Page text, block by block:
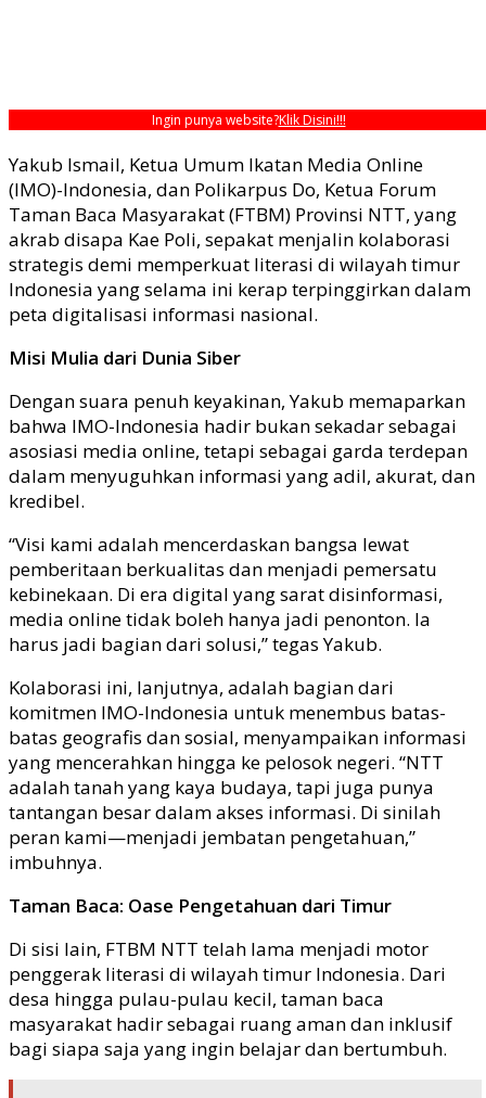
Ingin punya website?Klik Disini!!!
Yakub Ismail, Ketua Umum Ikatan Media Online
(IMO)-Indonesia, dan Polikarpus Do, Ketua Forum
Taman Baca Masyarakat (FTBM) Provinsi NTT, yang
akrab disapa Kae Poli, sepakat menjalin kolaborasi
strategis demi memperkuat literasi di wilayah timur
Indonesia yang selama ini kerap terpinggirkan dalam
peta digitalisasi informasi nasional.
Misi Mulia dari Dunia Siber
Dengan suara penuh keyakinan, Yakub memaparkan
bahwa IMO-Indonesia hadir bukan sekadar sebagai
asosiasi media online, tetapi sebagai garda terdepan
dalam menyuguhkan informasi yang adil, akurat, dan
kredibel.
“Visi kami adalah mencerdaskan bangsa lewat
pemberitaan berkualitas dan menjadi pemersatu
kebinekaan. Di era digital yang sarat disinformasi,
media online tidak boleh hanya jadi penonton. Ia
harus jadi bagian dari solusi,” tegas Yakub.
Kolaborasi ini, lanjutnya, adalah bagian dari
komitmen IMO-Indonesia untuk menembus batas-
batas geografis dan sosial, menyampaikan informasi
yang mencerahkan hingga ke pelosok negeri. “NTT
adalah tanah yang kaya budaya, tapi juga punya
tantangan besar dalam akses informasi. Di sinilah
peran kami—menjadi jembatan pengetahuan,”
imbuhnya.
Taman Baca: Oase Pengetahuan dari Timur
Di sisi lain, FTBM NTT telah lama menjadi motor
penggerak literasi di wilayah timur Indonesia. Dari
desa hingga pulau-pulau kecil, taman baca
masyarakat hadir sebagai ruang aman dan inklusif
bagi siapa saja yang ingin belajar dan bertumbuh.